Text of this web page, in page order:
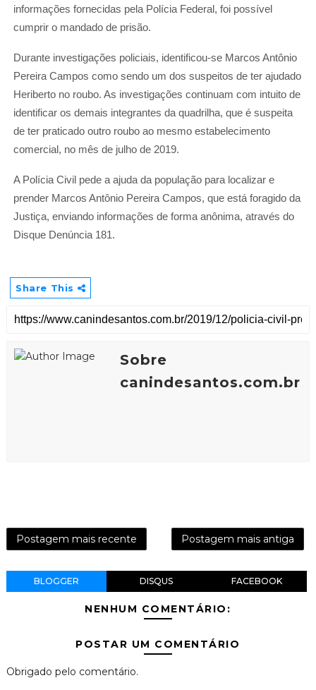
informações fornecidas pela Polícia Federal, foi possível
cumprir o mandado de prisão.
Durante investigações policiais, identificou-se Marcos Antônio
Pereira Campos como sendo um dos suspeitos de ter ajudado
Heriberto no roubo. As investigações continuam com intuito de
identificar os demais integrantes da quadrilha, que é suspeita
de ter praticado outro roubo ao mesmo estabelecimento
comercial, no mês de julho de 2019.
A Polícia Civil pede a ajuda da população para localizar e
prender Marcos Antônio Pereira Campos, que está foragido da
Justiça, enviando informações de forma anônima, através do
Disque Denúncia 181.
Share This
Sobre
canindesantos.com.br
Postagem mais recente Postagem mais antiga
BLOGGER DISQUS FACEBOOK
NENHUM COMENTÁRIO:
POSTAR UM COMENTÁRIO
Obrigado pelo comentário.